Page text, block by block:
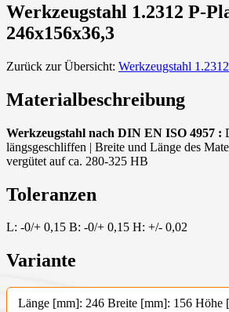
Werkzeugstahl 1.2312 P-
246x156x36,3
Zurück zur Übersicht: Werkzeugstahl
Materialbeschreibung
Werkzeugstahl nach DIN EN ISO 4957 :
längsgeschliffen | Breite und Länge des
vergütet auf ca. 280-325 HB
Toleranzen
L: -0/+ 0,15 B: -0/+ 0,15 H: +/- 0,02
Variante
Länge [mm]: 246 Breite [mm]: 156 Höhe